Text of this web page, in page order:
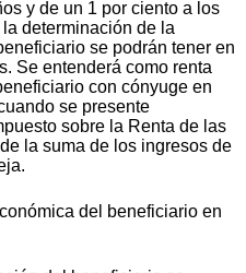
y de un 1 por ciento a los
determinación de la
se podrán tener en
Se entenderá como renta
con cónyuge en
se presente
sobre la Renta de las
la suma de los ingresos de
del beneficiario en